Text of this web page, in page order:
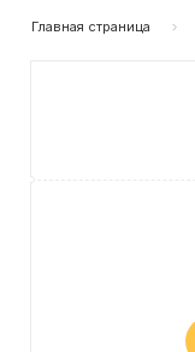
Главная страница